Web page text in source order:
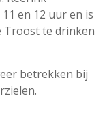
en 12 uur en is
Troost te drinken
betrekken bij